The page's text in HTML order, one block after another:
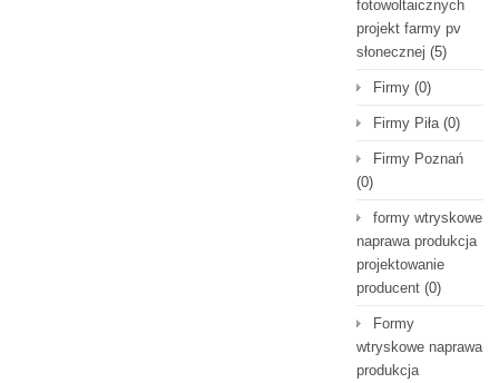
fotowoltaicznych
projekt farmy pv
słonecznej (5)
Firmy (0)
Firmy Piła(0)
Firmy Poznań
(0)
formy wtryskowe
naprawa produkcja
projektowanie
producent (0)
Formy
wtryskowe naprawa
produkcja